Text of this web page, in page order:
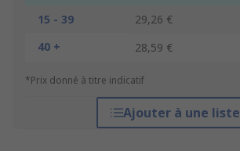
15 - 39
29,26 €
40 +
28,59 €
*Prix donné à titre indicatif
Ajouter à une liste